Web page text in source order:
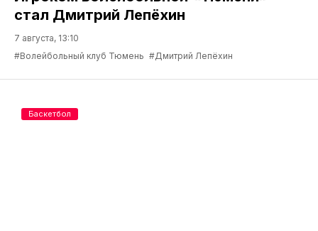
стал Дмитрий Лепёхин
7 августа, 13:10
#Волейбольный клуб Тюмень #Дмитрий Лепёхин
Баскетбол